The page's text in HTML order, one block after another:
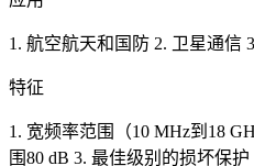
1. 航空航天和国防 2. 卫星通信
特征
1. 宽频率范围（10 MHz到18
围80 dB 3. 最佳级别的损坏保